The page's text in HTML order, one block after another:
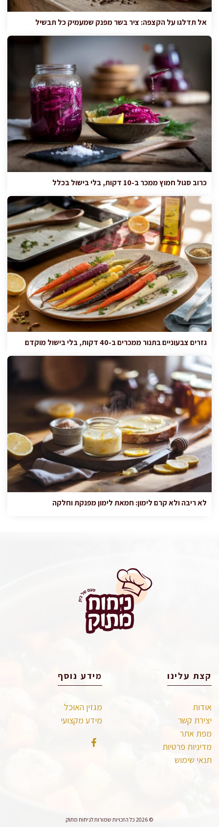
אל תדלגו על הקצפה: ציר בשר מפנק שמעמיק כל תבשיל
כרוב סגול חמוץ ממכר ב-10 דקות, בלי בישול בכלל
גזרים צבעוניים בתנור ממכרים ב-40 דקות, בלי בישול מוקדם
לא ריבה ולא קרם לימון: חמאת לימון מפנקת וחלקה
קצת עלינו
אודות
יצירת קשר
מפת אתר
מדיניות פרטיות
תנאי שימוש
מידע נוסף
מגזין האוכל
מידע מקצועי
© 2026 כל הזכויות שמורות לניחוח מתוק